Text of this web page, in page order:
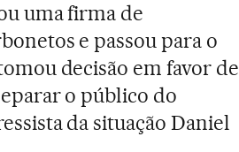
uma firma de
e passou para o
decisão em favor de
o público do
da situação Daniel